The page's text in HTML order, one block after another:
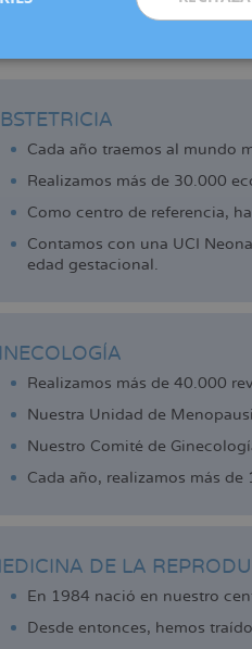
Manresa, Reus y Vic (centro
que actualmente
Cada año traemos al mundo
Realizamos más de 30.000
Como centro de referencia,
Contamos con una UCI
edad gestacional.
Realizamos más de 40.000
Nuestra Unidad de
Nuestro Comité de
Cada año, realizamos más
DE LA
En 1984 nació en nuestro
Desde entonces, hemos